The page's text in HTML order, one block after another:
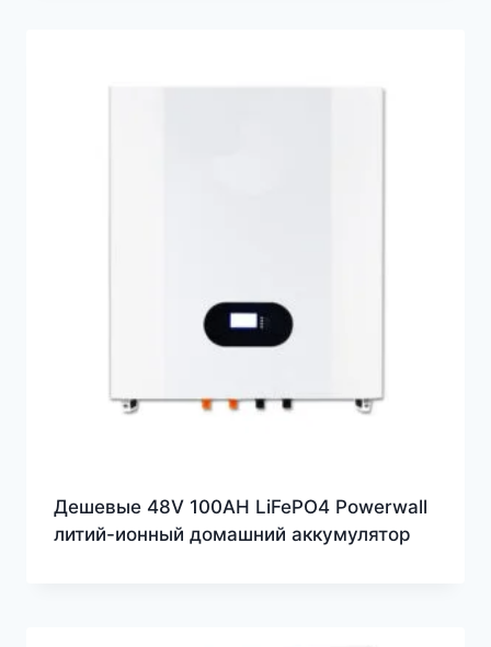
Дешевые 48V 100AH LiFePO4 Powerwall
литий-ионный домашний аккумулятор